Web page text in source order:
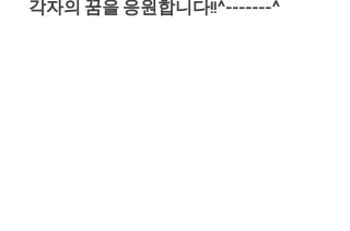
각자의 꿈을 응원합니다!!^-------^​